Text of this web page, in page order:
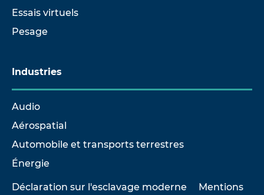
Essais virtuels
Pesage
Industries
Audio
Aérospatial
Automobile et transports terrestres
Énergie
Déclaration sur l'esclavage moderne
Mentions